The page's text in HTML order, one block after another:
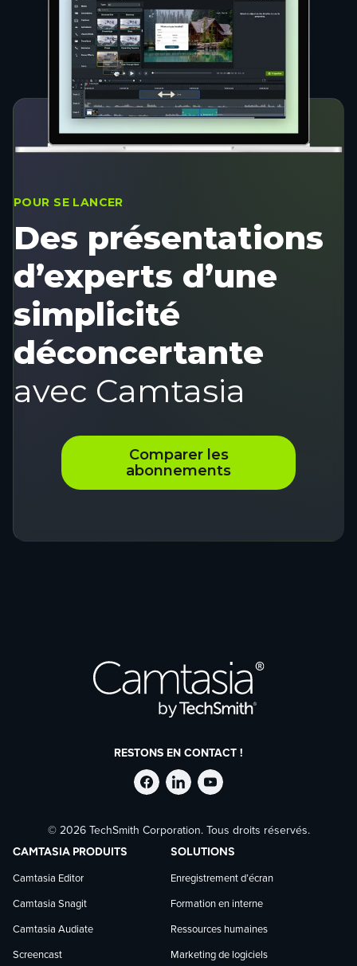
POUR SE LANCER
Des présentations
d’experts d’une
simplicité
déconcertante
avec Camtasia
Comparer les
abonnements
RESTONS EN CONTACT !
Suivre
TechSmith
sur
Facebook
Suivre
TechSmith
sur
LinkedIn
Suivre
TechSmith
sur
YouTube
© 2026 TechSmith Corporation. Tous droits réservés.
CAMTASIA PRODUITS
Camtasia Editor
Camtasia Snagit
Camtasia Audiate
Screencast
SOLUTIONS
Enregistrement d’écran
Formation en interne
Ressources humaines
Marketing de logiciels